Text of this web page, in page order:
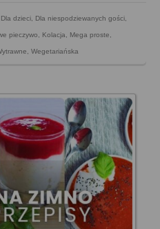
Dla dzieci, Dla niespodziewanych gości,
pieczywo, Kolacja, Mega proste,
, Wegetariańska